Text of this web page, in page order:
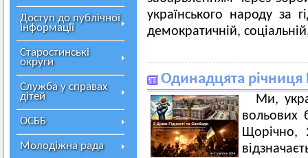
Доступ до публічної
інформації
Старостинські
округи
Служба у справах
дітей
ОСББ
Молодіжна рада
українського народу за
демократичній,
Одинадцята річниця
Ми,
вольових
Щорічно,